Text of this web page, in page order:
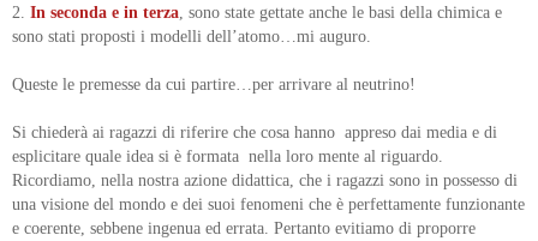
2. In seconda e in terza , sono state gettate anche le basi della chimica e
sono stati proposti i modelli dell’atomo…mi auguro.
Queste le premesse da cui partire…per arrivare al neutrino!
Si chiederà ai ragazzi di riferire che cosa hanno appreso dai media e di
esplicitare quale idea si è formata nella loro mente al riguardo.
Ricordiamo, nella nostra azione didattica, che i ragazzi sono in possesso di
una visione del mondo e dei suoi fenomeni che è perfettamente funzionante
e coerente, sebbene ingenua ed errata. Pertanto evitiamo di proporre